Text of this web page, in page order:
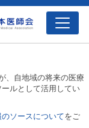
、自地域の将来の医療
ルとして活用してい
のソースについてをご